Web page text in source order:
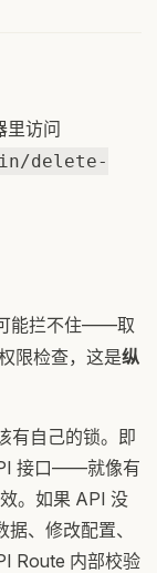
访问
delete-
能拦不住——取
限检查，这是纵
有自己的锁。即
接口——就像有
。如果 API 没
、修改配置、
Route 内部校验